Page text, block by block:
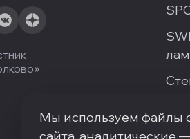
Мы используем файлы